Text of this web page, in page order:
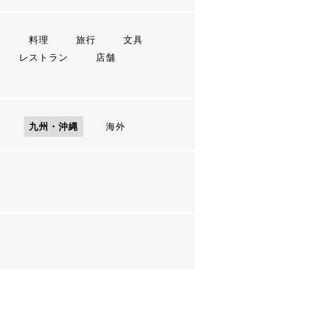
料理 旅行
文具
レストラン
店舗
九州・沖縄 海外